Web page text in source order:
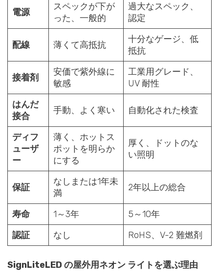
電源
スペックが下が
った、一般的
過大なスペック、
認定
配線 薄くて高抵抗
十分なゲージ、低
抵抗
接着剤
安価で紫外線に
敏感
工業用グレード、
UV 耐性
はんだ
接合
手動、よく寒い 自動化された検査
ディフ
ューザ
ー
薄く、ホットス
ポットを明らか
にする
厚く、ドットのな
い照明
保証
なしまたは1年未
満
2年以上の総合
寿命 1～3年
5～10年
認証
なし RoHS、V-2 難燃剤
SignLiteLED の屋外用ネオン ライトを選ぶ理由